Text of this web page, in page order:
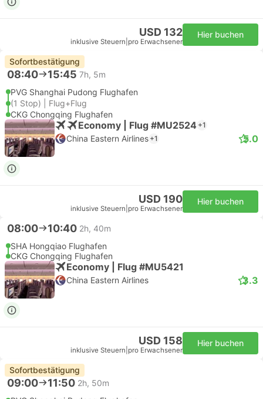
USD 132
inklusive Steuern pro Erwachsener
Hier buchen
Sofortbestätigung
08:40 15:45 7h, 5m
PVG Shanghai Pudong Flughafen
(1 Stop) | Flug+Flug
CKG Chongqing Flughafen
Economy | Flug #MU2524 +1
China Eastern Airlines +1 5.0
USD 190
inklusive Steuern pro Erwachsener
Hier buchen
08:00 10:40 2h, 40m
SHA Hongqiao Flughafen
CKG Chongqing Flughafen
Economy | Flug #MU5421
China Eastern Airlines 3.3
USD 158
inklusive Steuern pro Erwachsener
Hier buchen
Sofortbestätigung
09:00 11:50 2h, 50m